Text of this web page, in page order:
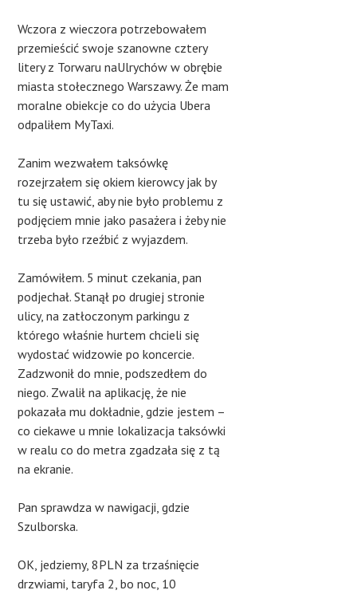
Wczora z wieczora potrzebowałem
przemieścić swoje szanowne cztery
litery z Torwaru naUlrychów w obrębie
miasta stołecznego Warszawy. Że mam
moralne obiekcje co do użycia Ubera
odpaliłem MyTaxi.
Zanim wezwałem taksówkę
rozejrzałem się okiem kierowcy jak by
tu się ustawić, aby nie było problemu z
podjęciem mnie jako pasażera i żeby nie
trzeba było rzeźbić z wyjazdem.
Zamówiłem. 5 minut czekania, pan
podjechał. Stanął po drugiej stronie
ulicy, na zatłoczonym parkingu z
którego właśnie hurtem chcieli się
wydostać widzowie po koncercie.
Zadzwonił do mnie, podszedłem do
niego. Zwalił na aplikację, że nie
pokazała mu dokładnie, gdzie jestem –
co ciekawe u mnie lokalizacja taksówki
w realu co do metra zgadzała się z tą
na ekranie.
Pan sprawdza w nawigacji, gdzie
Szulborska.
OK, jedziemy, 8PLN za trzaśnięcie
drzwiami, taryfa 2, bo noc, 10